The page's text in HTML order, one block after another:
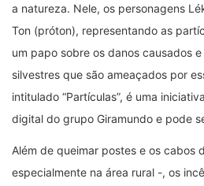
a natureza. Nele, os personagens
Ton (próton), representando as
um papo sobre os danos causados
silvestres que são ameaçados por
intitulado “Partículas”, é uma
digital do grupo Giramundo e pode
Além de queimar postes e os cabos
especialmente na área rural -, os